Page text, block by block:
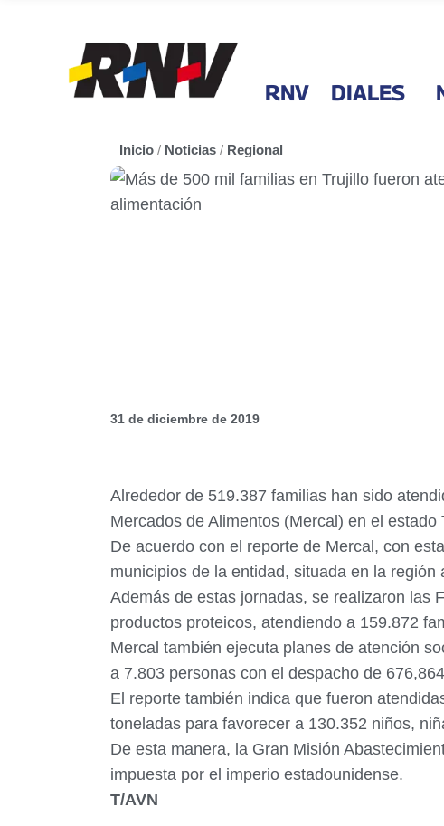
RNV DIALES
Inicio / Noticias / Regional
31 de diciembre de 2019
Alrededor de 519.387 familias han sido
Mercados de Alimentos (Mercal) en el
De acuerdo con el reporte de Mercal, con
municipios de la entidad, situada en la región
Además de estas jornadas, se realizaron las
productos proteicos, atendiendo a 159.872
Mercal también ejecuta planes de atención
a 7.803 personas con el despacho de
El reporte también indica que fueron
toneladas para favorecer a 130.352 niños,
De esta manera, la Gran Misión
impuesta por el imperio estadounidense.
T/AVN